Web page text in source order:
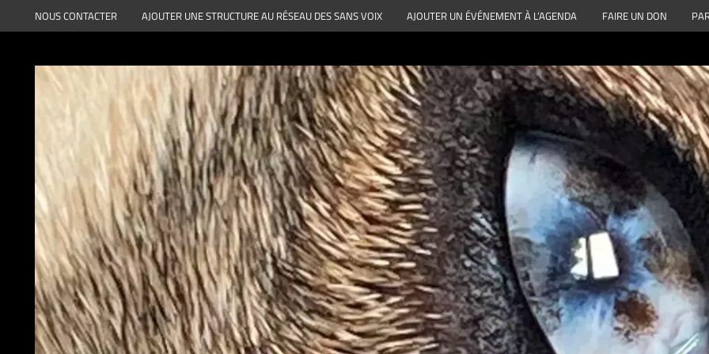
au
NOUS CONTACTER AJOUTER UNE STRUCTURE AU RÉSEAU DES SANS VOIX AJOUTER UN ÉVÉNEMENT À L’AGENDA FAIRE UN DON